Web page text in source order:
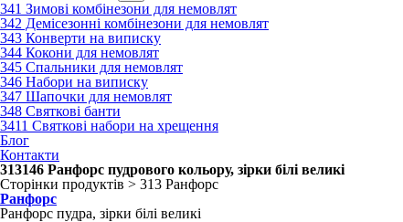
341 Зимові комбінезони для немовлят
342 Демісезонні комбінезони для немовлят
343 Конверти на виписку
344 Кокони для немовлят
345 Спальники для немовлят
346 Набори на виписку
347 Шапочки для немовлят
348 Святкові банти
3411 Святкові набори на хрещення
Блог
Контакти
313146 Ранфорс пудрового кольору, зірки білі великі
Сторінки продуктів > 313 Ранфорс
Ранфорс
Ранфорс пудра, зірки білі великі